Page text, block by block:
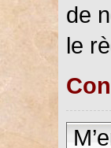
de
le